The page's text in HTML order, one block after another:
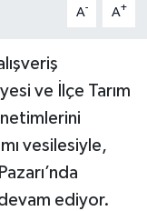
A- A+
ve İlçe Tarım
vesilesiyle,
devam ediyor.